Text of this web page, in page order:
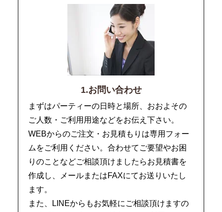
1.お問い合わせ
まずはパーティーの日時と場所、おおよその
ご人数・ご利用用途などをお伝え下さい。
WEBからのご注文・お見積もりは専用フォー
ムをご利用ください。合わせてご要望やお困
りのことなどご相談頂けましたらお見積書を
作成し、メールまたはFAXにてお送りいたし
ます。
また、LINEからもお気軽にご相談頂けますの